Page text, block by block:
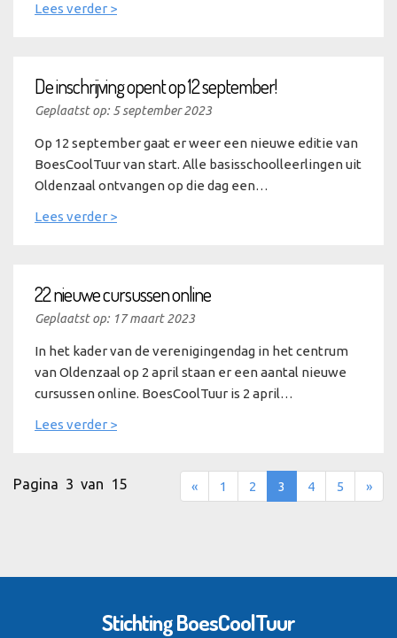
Lees verder >
De inschrijving opent op 12 september!
Geplaatst op: 5 september 2023
Op 12 september gaat er weer een nieuwe editie van
BoesCoolTuur van start. Alle basisschoolleerlingen uit
Oldenzaal ontvangen op die dag een…
Lees verder >
22 nieuwe cursussen online
Geplaatst op: 17 maart 2023
In het kader van de verenigingendag in het centrum
van Oldenzaal op 2 april staan er een aantal nieuwe
cursussen online. BoesCoolTuur is 2 april…
Lees verder >
« 1 2 3 4 5 »
Pagina 3 van 15
Stichting BoesCoolTuur